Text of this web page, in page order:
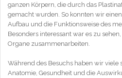
ganzen Körpern, die durch das
gemacht wurden. So konnten wir
Aufbau und die Funktionsweise des
Besonders interessant war es zu
Organe zusammenarbeiten.
Während des Besuchs haben wir
Anatomie, Gesundheit und die